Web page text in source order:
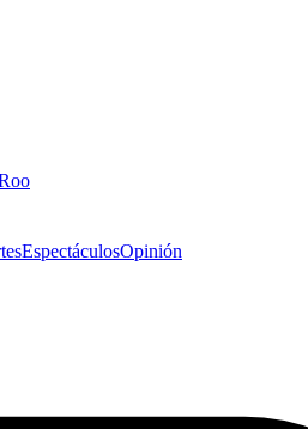
EspectáculosOpinión